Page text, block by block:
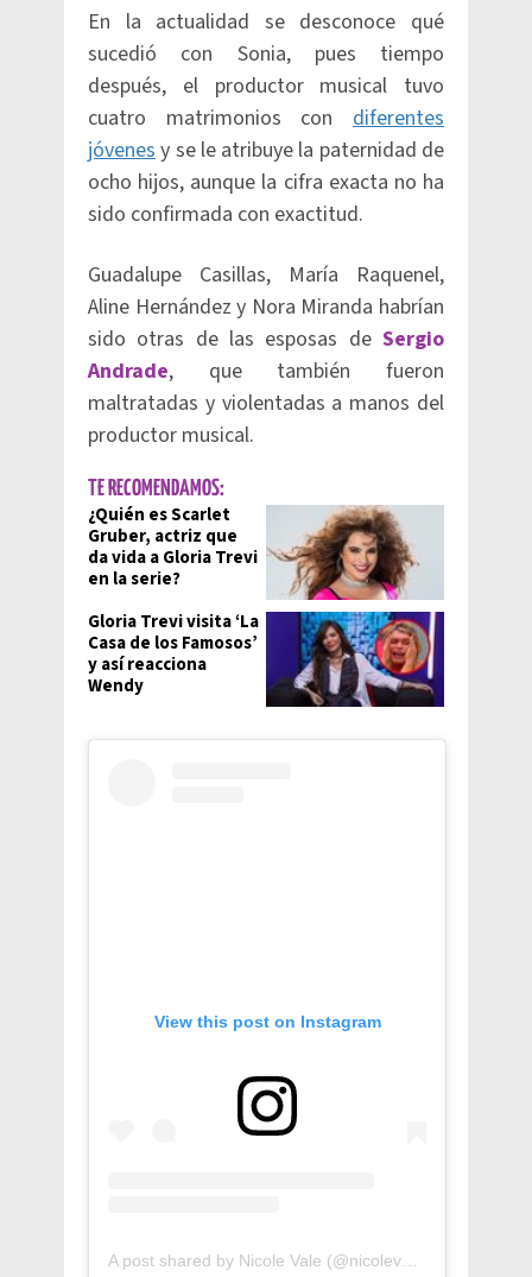
En la actualidad se desconoce qué
sucedió con Sonia, pues tiempo
después, el productor musical tuvo
cuatro matrimonios con diferentes
jóvenes y se le atribuye la paternidad de
ocho hijos, aunque la cifra exacta no ha
sido confirmada con exactitud.
Guadalupe Casillas, María Raquenel,
Aline Hernández y Nora Miranda habrían
sido otras de las esposas de Sergio
Andrade, que también fueron
maltratadas y violentadas a manos del
productor musical.
TE RECOMENDAMOS:
¿Quién es Scarlet
Gruber, actriz que
da vida a Gloria Trevi
en la serie?
Gloria Trevi visita ‘La
Casa de los Famosos’
y así reacciona
Wendy
View this post on Instagram
A post shared by Nicole Vale (@nicolevp28)